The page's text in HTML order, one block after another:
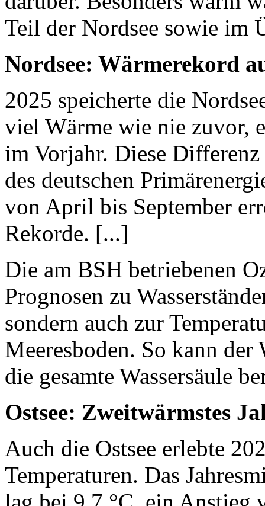
Teil der Nordsee sowie im
Nordsee: Wärmerekord
2025 speicherte die
viel Wärme wie nie zuvor,
im Vorjahr. Diese
des deutschen
von April bis September
Rekorde. [...]
Die am BSH betriebenen
Prognosen zu
sondern auch zur
Meeresboden. So kann
die gesamte Wassersäule
Ostsee: Zweitwärmstes
Auch die Ostsee erlebte
Temperaturen. Das